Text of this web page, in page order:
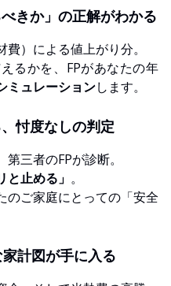
きか」の正解がわかる
）による値上がり分。
るかを、FPがあなたの年
ミュレーションします。
忖度なしの判定
三者のFPが診断。
と止める」 。
のご家庭にとっての「安全
計図が手に入る